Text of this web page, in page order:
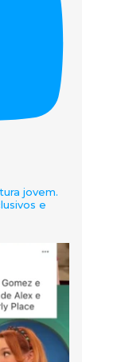
jovem.
e